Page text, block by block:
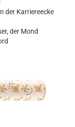
der Karriereecke
der Mond